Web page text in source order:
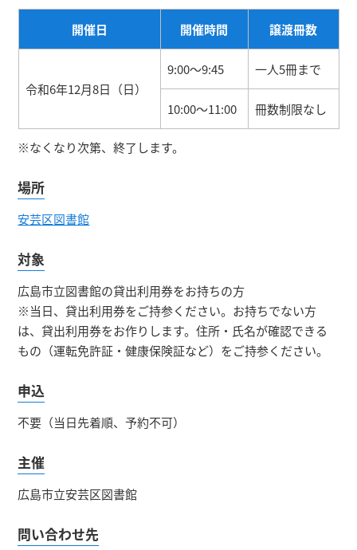
開催日 開催時間 譲渡冊数
令和6年12月8日（日）
9:00～9:45 一人5冊まで
10:00～11:00 冊数制限なし
※なくなり次第、終了します。
場所
安芸区図書館
対象
広島市立図書館の貸出利用券をお持ちの方
※当日、貸出利用券をご持参ください。お持ちでない方
は、貸出利用券をお作りします。住所・氏名が確認できる
もの（運転免許証・健康保険証など）をご持参ください。
申込
不要（当日先着順、予約不可）
主催
広島市立安芸区図書館
問い合わせ先